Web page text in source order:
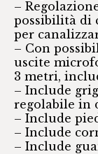
–
possibilità di
per
– Con
uscite
3 metri,
– Include
regolabile in
– Include
– Include
– Include